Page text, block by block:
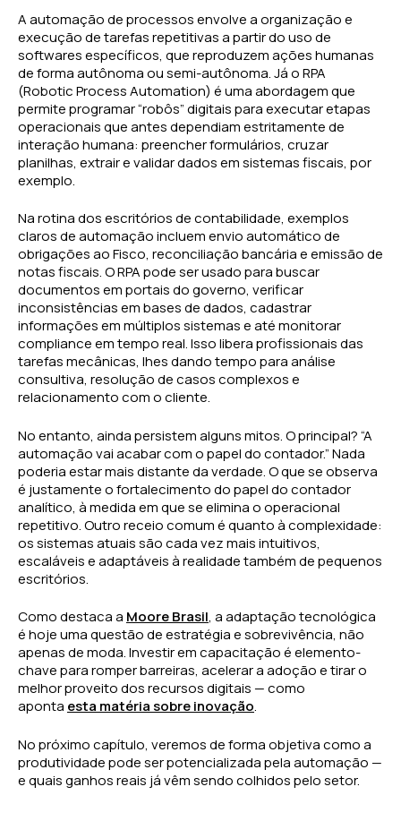
A automação de processos envolve a organização e
execução de tarefas repetitivas a partir do uso de
softwares específicos, que reproduzem ações humanas
de forma autônoma ou semi-autônoma. Já o RPA
(Robotic Process Automation) é uma abordagem que
permite programar “robôs” digitais para executar etapas
operacionais que antes dependiam estritamente de
interação humana: preencher formulários, cruzar
planilhas, extrair e validar dados em sistemas fiscais, por
exemplo.
Na rotina dos escritórios de contabilidade, exemplos
claros de automação incluem envio automático de
obrigações ao Fisco, reconciliação bancária e emissão de
notas fiscais. O RPA pode ser usado para buscar
documentos em portais do governo, verificar
inconsistências em bases de dados, cadastrar
informações em múltiplos sistemas e até monitorar
compliance em tempo real. Isso libera profissionais das
tarefas mecânicas, lhes dando tempo para análise
consultiva, resolução de casos complexos e
relacionamento com o cliente.
No entanto, ainda persistem alguns mitos. O principal? “A
automação vai acabar com o papel do contador.” Nada
poderia estar mais distante da verdade. O que se observa
é justamente o fortalecimento do papel do contador
analítico, à medida em que se elimina o operacional
repetitivo. Outro receio comum é quanto à complexidade:
os sistemas atuais são cada vez mais intuitivos,
escaláveis e adaptáveis à realidade também de pequenos
escritórios.
Como destaca a Moore Brasil, a adaptação tecnológica
é hoje uma questão de estratégia e sobrevivência, não
apenas de moda. Investir em capacitação é elemento-
chave para romper barreiras, acelerar a adoção e tirar o
melhor proveito dos recursos digitais — como
aponta esta matéria sobre inovação.
No próximo capítulo, veremos de forma objetiva como a
produtividade pode ser potencializada pela automação —
e quais ganhos reais já vêm sendo colhidos pelo setor.